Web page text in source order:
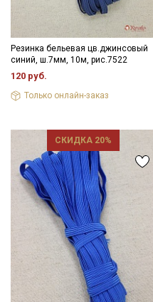
Резинка бельевая цв.джинсовый
синий, ш.7мм, 10м, рис.7522
120 руб.
Только онлайн-заказ
СКИДКА 20%